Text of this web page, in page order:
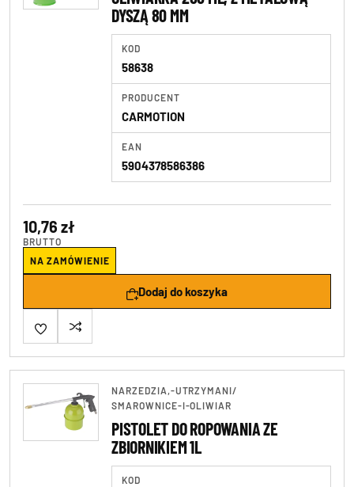
DYSZĄ 80 MM
KOD
58638
PRODUCENT
CARMOTION
EAN
5904378586386
10,76 zł
BRUTTO
NA ZAMÓWIENIE
Dodaj do koszyka
NARZEDZIA,-UTRZYMANI/
SMAROWNICE-I-OLIWIAR
PISTOLET DO ROPOWANIA ZE
ZBIORNIKIEM 1L
KOD